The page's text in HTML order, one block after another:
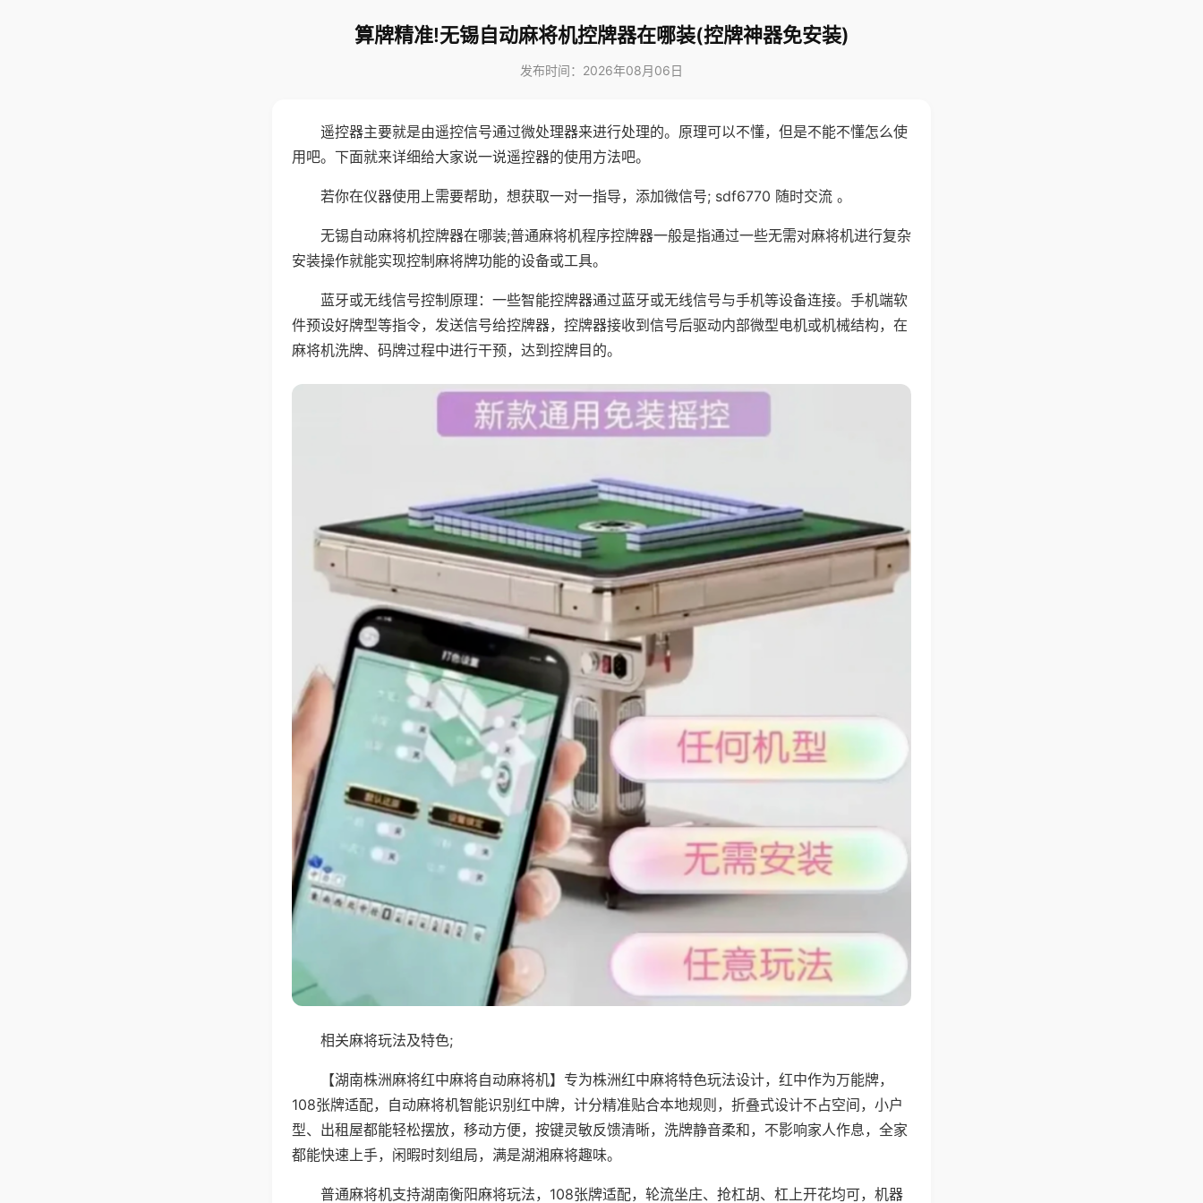
算牌精准!无锡自动麻将机控牌器在哪装(控牌神器免安装)
发布时间：2026年08月06日
遥控器主要就是由遥控信号通过微处理器来进行处理的。原理可以不懂，但是不能不懂怎么使
用吧。下面就来详细给大家说一说遥控器的使用方法吧。
若你在仪器使用上需要帮助，想获取一对一指导，添加微信号; sdf6770 随时交流 。
无锡自动麻将机控牌器在哪装;普通麻将机程序控牌器一般是指通过一些无需对麻将机进行复杂
安装操作就能实现控制麻将牌功能的设备或工具。
蓝牙或无线信号控制原理：一些智能控牌器通过蓝牙或无线信号与手机等设备连接。手机端软
件预设好牌型等指令，发送信号给控牌器，控牌器接收到信号后驱动内部微型电机或机械结构，在
麻将机洗牌、码牌过程中进行干预，达到控牌目的。
相关麻将玩法及特色;
【湖南株洲麻将红中麻将自动麻将机】专为株洲红中麻将特色玩法设计，红中作为万能牌，
108张牌适配，自动麻将机智能识别红中牌，计分精准贴合本地规则，折叠式设计不占空间，小户
型、出租屋都能轻松摆放，移动方便，按键灵敏反馈清晰，洗牌静音柔和，不影响家人作息，全家
都能快速上手，闲暇时刻组局，满是湖湘麻将趣味。
普通麻将机支持湖南衡阳麻将玩法，108张牌适配，轮流坐庄、抢杠胡、杠上开花均可，机器